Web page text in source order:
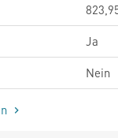
Ja
Nein